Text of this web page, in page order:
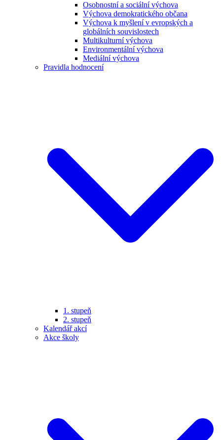
Osobnostní a sociální výchova
Výchova demokratického občana
Výchova k myšlení v evropských a
globálních souvislostech
Multikulturní výchova
Environmentální výchova
Mediální výchova
Pravidla hodnocení
1. stupeň
2. stupeň
Kalendář akcí
Akce školy